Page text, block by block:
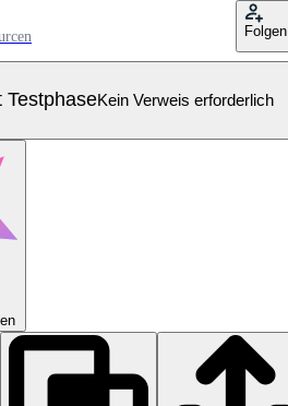
Folgen
TestphaseKein Verweis erforderlich